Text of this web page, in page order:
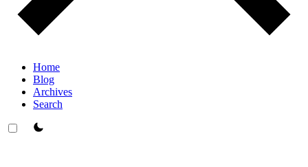
Home
Blog
Archives
Search
theme switcher